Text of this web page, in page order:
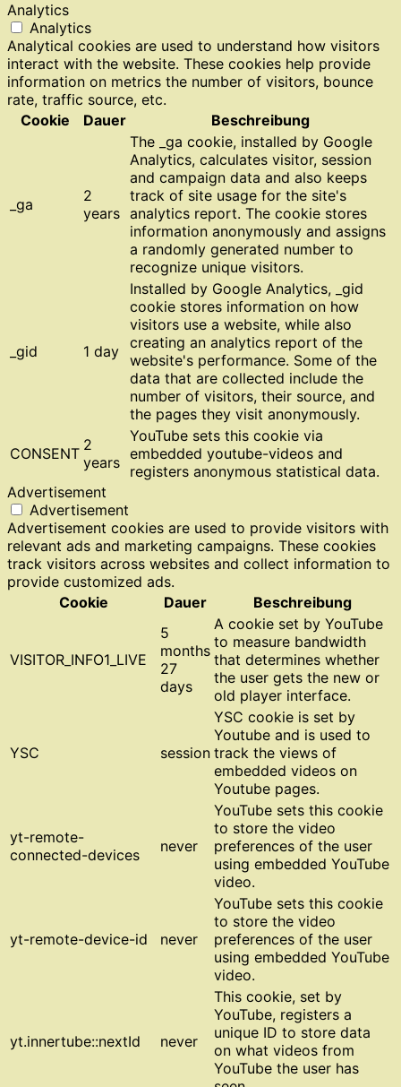
Analytics
Analytics
Analytical cookies are used to understand how visitors
interact with the website. These cookies help provide
information on metrics the number of visitors, bounce
rate, traffic source, etc.
Cookie
Dauer Beschreibung
_ga
2
years
The _ga cookie, installed by Google
Analytics, calculates visitor, session
and campaign data and also keeps
track of site usage for the site's
analytics report. The cookie stores
information anonymously and assigns
a randomly generated number to
recognize unique visitors.
_gid 1 day
Installed by Google Analytics, _gid
cookie stores information on how
visitors use a website, while also
creating an analytics report of the
website's performance. Some of the
data that are collected include the
number of visitors, their source, and
the pages they visit anonymously.
CONSENT 2
years
YouTube sets this cookie via
embedded youtube-videos and
registers anonymous statistical data.
Advertisement
Advertisement
Advertisement cookies are used to provide visitors with
relevant ads and marketing campaigns. These cookies
track visitors across websites and collect information to
provide customized ads.
Cookie
Dauer Beschreibung
VISITOR_INFO1_LIVE
5
months
27
days
A cookie set by YouTube
to measure bandwidth
that determines whether
the user gets the new or
old player interface.
YSC session
YSC cookie is set by
Youtube and is used to
track the views of
embedded videos on
Youtube pages.
yt-remote-
connected-devices
never
YouTube sets this cookie
to store the video
preferences of the user
using embedded YouTube
video.
yt-remote-device-id never
YouTube sets this cookie
to store the video
preferences of the user
using embedded YouTube
video.
yt.innertube::nextId never
This cookie, set by
YouTube, registers a
unique ID to store data
on what videos from
YouTube the user has